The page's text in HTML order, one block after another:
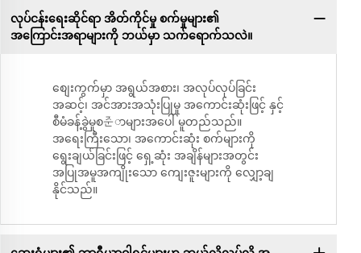
လုပ်ငန်းရေးဆိုင်ရာ အိတ်ကိုင်မှု စက်မှုများ၏
အကြောင်းအရာများကို ဘယ်မှာ သက်ရောက်သလဲ။
စျေးကွက်မှာ အရွယ်အစား၊ အလုပ်လုပ်ခြင်း
အဆင့်၊ အင်အားအသုံးပြုမှု အကောင်းဆုံးဖြင့် နှင့်
စီမံခန့်ခွဲမှုစ준ာများအပေါ် မူတည်သည်။
အရေးကြီးသော၊ အကောင်းဆုံး စက်များကို
ရွေးချယ်ခြင်းဖြင့် ရှေ့ဆုံး အချိန်များအတွင်း
အပြုအမူအကျိုးသော ကျေးဇူးများကို လျှော့ချ
နိုင်သည်။